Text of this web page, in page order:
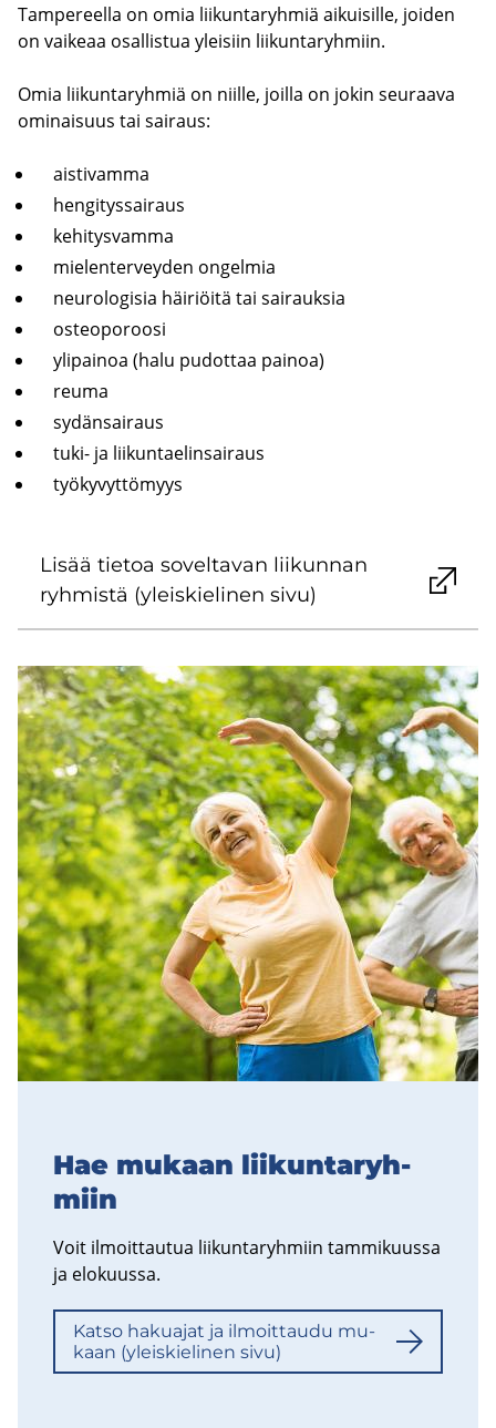
Tam­pe­reel­la on omia lii­kun­ta­ryh­miä ai­kui­sil­le, joi­den
on vai­ke­aa osal­lis­tua ylei­siin lii­kun­ta­ryh­miin.
Omia lii­kun­ta­ryh­miä on niil­le, joil­la on jokin seu­raa­va
omi­nai­suus tai sai­raus:
ais­ti­vam­ma
hen­gi­tys­sai­raus
ke­hi­tys­vam­ma
mie­len­ter­vey­den on­gel­mia
neu­ro­lo­gi­sia häi­riöi­tä tai sai­rauk­sia
os­teo­po­roo­si
yli­pai­noa (halu pu­dot­taa pai­noa)
reuma
sy­dän­sai­raus
tuki- ja lii­kun­tae­lin­sai­raus
työ­ky­vyt­tö­myys
Lisää tie­toa so­vel­ta­van lii­kun­nan
ryh­mis­tä (yleis­kie­li­nen sivu)
Hae mu­kaan lii­kun­ta­ryh­
miin
Voit il­moit­tau­tua lii­kun­ta­ryh­miin tam­mi­kuus­sa
ja elo­kuus­sa.
Katso ha­kua­jat ja il­moit­tau­du mu­
kaan (yleis­kie­li­nen sivu)